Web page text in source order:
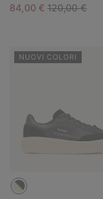
Sale price:
84,00 € Regular price:
120,00 €
NUOVI COLORI